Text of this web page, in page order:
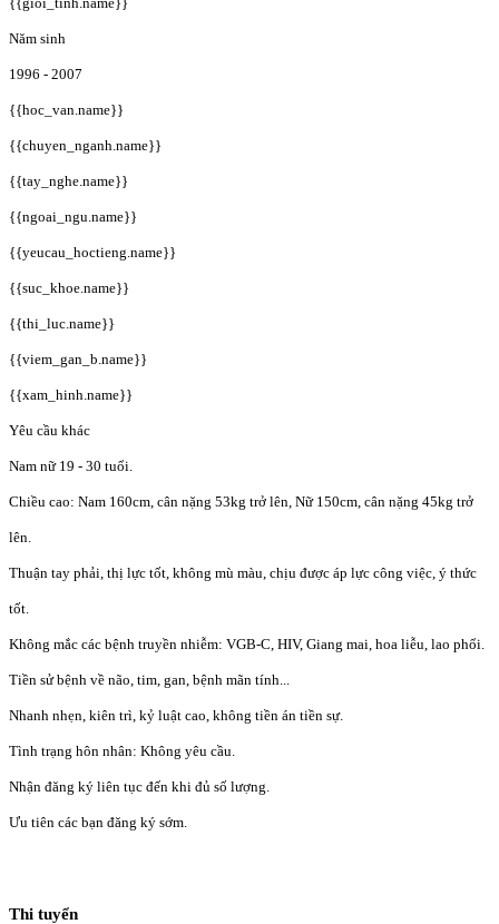
Năm sinh
1996 - 2007
{{hoc_van.name}}
{{chuyen_nganh.name}}
{{tay_nghe.name}}
{{ngoai_ngu.name}}
{{yeucau_hoctieng.name}}
{{suc_khoe.name}}
{{thi_luc.name}}
{{viem_gan_b.name}}
{{xam_hinh.name}}
Yêu cầu khác
Nam nữ 19 - 30 tuổi.
Chiều cao: Nam 160cm, cân nặng 53kg trở lên, Nữ 150cm, cân nặng 45kg trở
lên.
Thuận tay phải, thị lực tốt, không mù màu, chịu được áp lực công việc, ý thức
tốt.
Không mắc các bệnh truyền nhiễm: VGB-C, HIV, Giang mai, hoa liễu, lao phổi.
Tiền sử bệnh về não, tim, gan, bệnh mãn tính...
Nhanh nhẹn, kiên trì, kỷ luật cao, không tiền án tiền sự.
Tình trạng hôn nhân: Không yêu cầu.
Nhận đăng ký liên tục đến khi đủ số lượng.
Ưu tiên các bạn đăng ký sớm.
Thi tuyển